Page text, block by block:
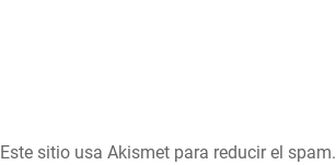
Este sitio usa Akismet para reducir el spam.